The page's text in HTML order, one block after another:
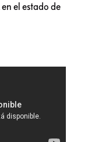
el estado de